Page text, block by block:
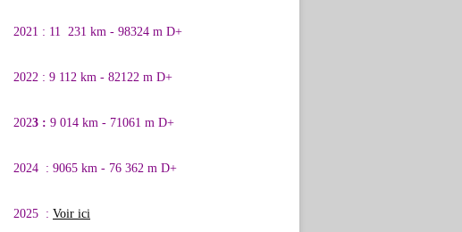
2021 : 11 231 km - 98324 m D+
2022 : 9 112 km - 82122 m D+
2023 : 9 014 km - 71061 m D+
2024 : 9065 km - 76 362 m D+
2025 : Voir ici